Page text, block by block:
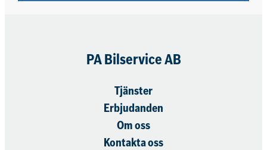
PA Bilservice AB
Tjänster
Erbjudanden
Om oss
Kontakta oss